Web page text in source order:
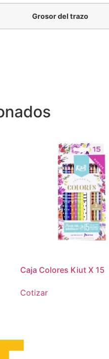
Grosor del trazo
Caja Colores Kiut X 15
Cotizar